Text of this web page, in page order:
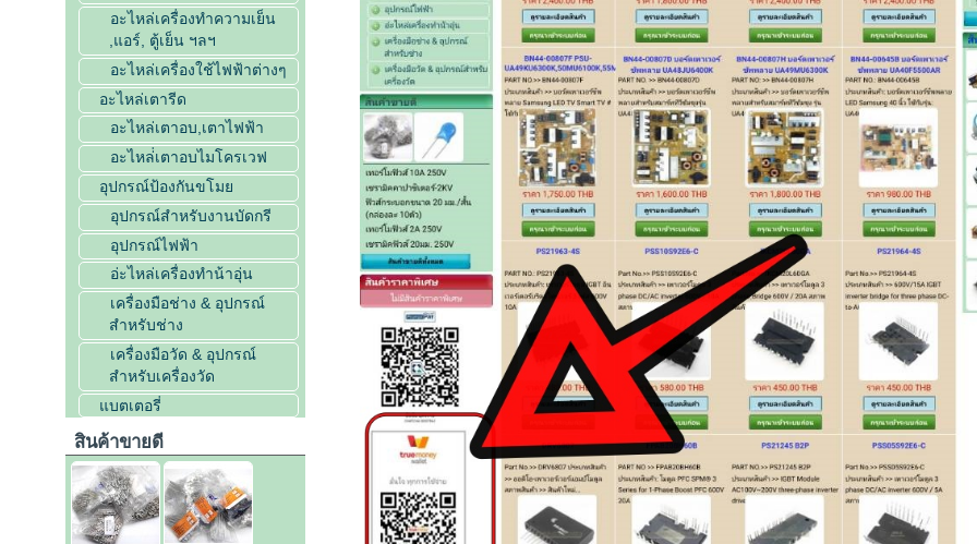
อะไหล่เครื่องทำความเย็น
,แอร์, ตู้เย็น ฯลฯ
อะไหล่เครื่องใช้ไฟฟ้าต่างๆ
อะไหล่เตารีด
อะไหล่เตาอบ,เตาไฟฟ้า
อะไหล่่เตาอบไมโครเวฟ
อุปกรณ์ป้องกันขโมย
อุปกรณ์สำหรับงานบัดกรี
อุปกรณ์ไฟฟ้า
อ่ะไหล่เครื่องทำน้าอุ่น
เครื่องมือช่าง & อุปกรณ์
สำหรับช่าง
เครื่องมือวัด & อุปกรณ์
สำหรับเครื่องวัด
แบตเตอรี่
สินค้าขายดี